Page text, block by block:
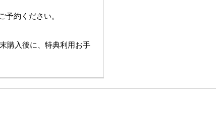
予約ください。
購入後に、特典利用お手